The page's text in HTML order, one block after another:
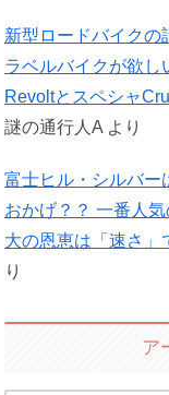
新型ロードバイクの
ラベルバイクが欲し
Revoltとスペシャ
謎の通行人A より
富士ヒル・シルバー
おかげ？？ 一番人
大の恩恵は「速さ」
り
ア